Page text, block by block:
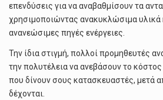
επενδύσεις για να αναβαθμίσουν τα
χρησιμοποιώντας ανακυκλώσιμα υλικά
ανανεώσιμες πηγές ενέργειες.
Την ίδια στιγμή, πολλοί προμηθευτές
την πολυτέλεια να ανεβάσουν το
που δίνουν σους κατασκευαστές, μετά
δέχονται.